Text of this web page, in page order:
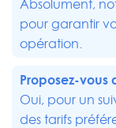
Absolument,
pour garantir
opération.
Proposez-
Oui, pour un
des tarifs